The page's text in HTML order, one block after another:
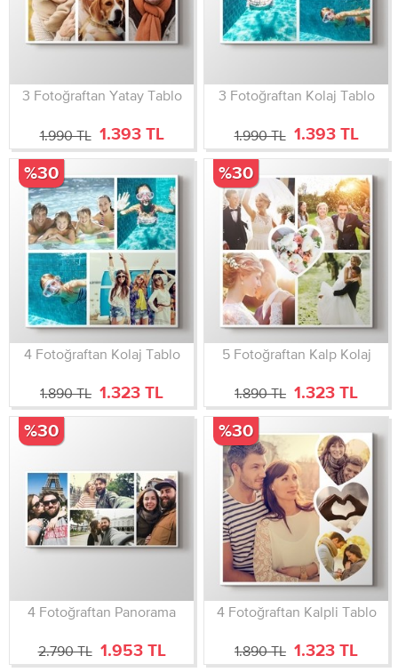
3 Fotoğraftan Yatay Tablo
1.990 TL 1.393 TL
3 Fotoğraftan Kolaj Tablo
1.990 TL 1.393 TL
4 Fotoğraftan Kolaj Tablo
1.890 TL 1.323 TL
%30
5 Fotoğraftan Kalp Kolaj
1.890 TL 1.323 TL
%30
4 Fotoğraftan Panorama
2.790 TL 1.953 TL
%30
4 Fotoğraftan Kalpli Tablo
1.890 TL 1.323 TL
%30